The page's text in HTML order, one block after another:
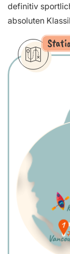
definitiv
absoluten